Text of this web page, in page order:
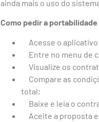
ainda mais o uso do
Como pedir a
Acesse o aplicativo
Entre no menu de
Visualize os
Compare as
total;
Baixe e leia o
Aceite a proposta e